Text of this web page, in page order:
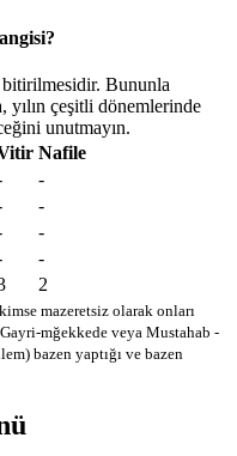
bitirilmesidir. Bununla
yılın çeşitli dönemlerinde
unutmayın.
Nafile
-
-
-
-
2
mazeretsiz olarak onları
Gayri-mğekkede veya Mustahab -
bazen yaptığı ve bazen